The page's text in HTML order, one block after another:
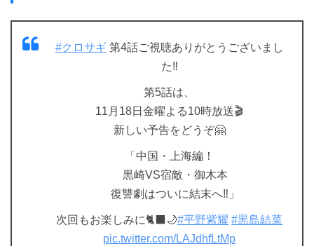
#クロサギ 第4話ご視聴ありがとうございまし
た‼️
第5話は、
11月18日金曜よる10時放送🎬
新しい予告をどうぞ🤗
「中国・上海編！
黒崎VS宿敵・御木本
復讐劇はついに結末へ‼️」
次回もお楽しみに🐈‍⬛🌙#平野紫耀 #黒島結菜
pic.twitter.com/LAJdhfLtMp